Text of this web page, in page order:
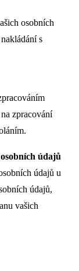
osobních
s
zpracování
údajů
údajů u
údajů,
vašich